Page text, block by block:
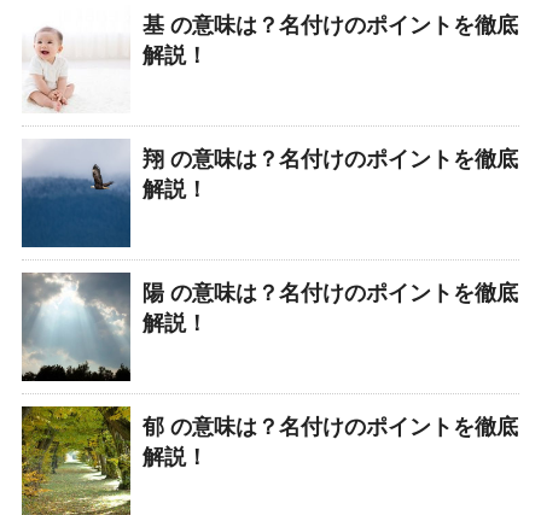
基 の意味は？名付けのポイントを徹底
解説！
翔 の意味は？名付けのポイントを徹底
解説！
陽 の意味は？名付けのポイントを徹底
解説！
郁 の意味は？名付けのポイントを徹底
解説！